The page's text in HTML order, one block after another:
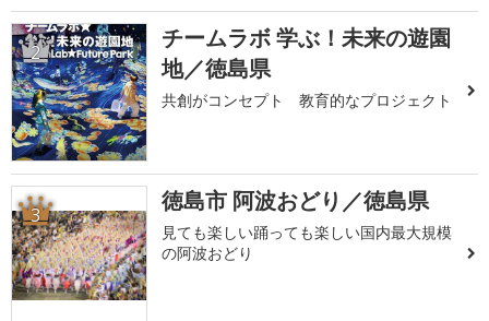
2
チームラボ 学ぶ！未来の遊園
地／徳島県
共創がコンセプト 教育的なプロジェクト
3 徳島市 阿波おどり／徳島県
見ても楽しい踊っても楽しい国内最大規模
の阿波おどり